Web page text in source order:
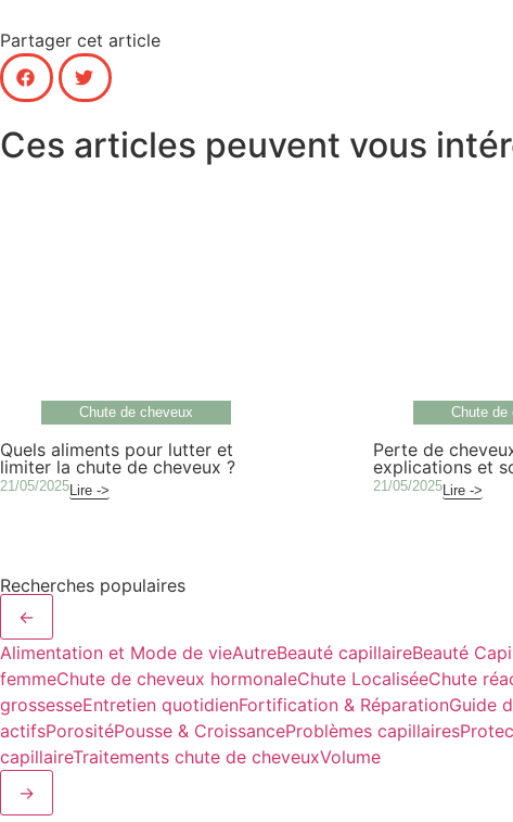
Partager cet article
Ces articles peuvent vous
Chute de cheveux
Quels aliments pour lutter et
limiter la chute de cheveux ?
21/05/2025Lire ->
Chute de
Perte de
explications et
21/05/2025Lire ->
Recherches populaires
←
Alimentation et Mode de vieAutreBeauté capillaireBeauté
femmeChute de cheveux hormonaleChute LocaliséeChute
grossesseEntretien quotidienFortification & RéparationGuide
actifsPorositéPousse & CroissanceProblèmes capillaires
capillaireTraitements chute de cheveuxVolume
→